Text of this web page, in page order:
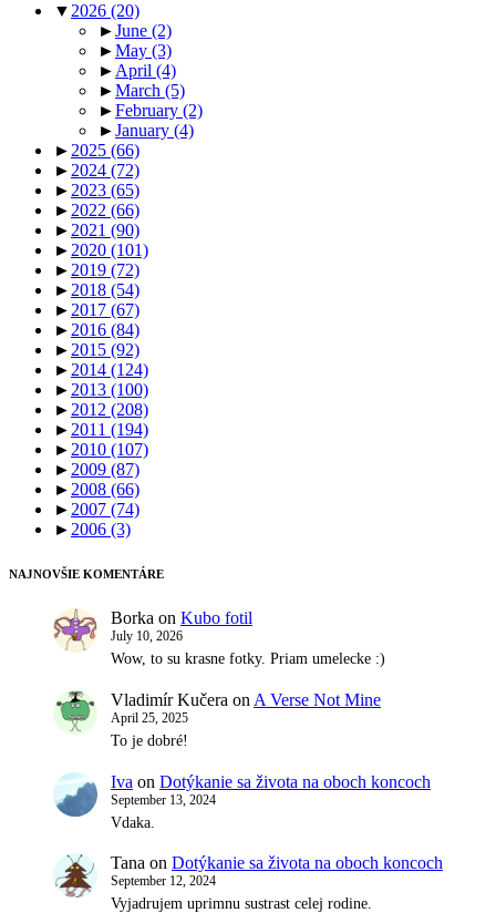
▼2026 (20)
►June (2)
►May (3)
►April (4)
►March (5)
►February (2)
►January (4)
►2025 (66)
►2024 (72)
►2023 (65)
►2022 (66)
►2021 (90)
►2020 (101)
►2019 (72)
►2018 (54)
►2017 (67)
►2016 (84)
►2015 (92)
►2014 (124)
►2013 (100)
►2012 (208)
►2011 (194)
►2010 (107)
►2009 (87)
►2008 (66)
►2007 (74)
►2006 (3)
NAJNOVŠIE KOMENTÁRE
Borka on Kubo fotil
July 10, 2026
Wow, to su krasne fotky. Priam umelecke :)
Vladimír Kučera on A Verse Not Mine
April 25, 2025
To je dobré!
Iva on Dotýkanie sa života na oboch koncoch
September 13, 2024
Vdaka.
Tana on Dotýkanie sa života na oboch koncoch
September 12, 2024
Vyjadrujem uprimnu sustrast celej rodine.